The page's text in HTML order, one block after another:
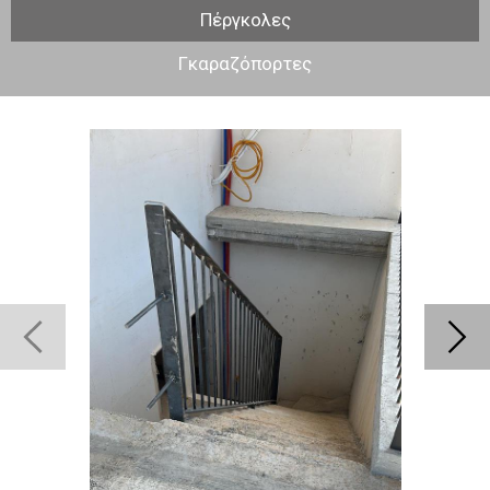
Παρέχουμε υπηρεσίες υψηλών
προδιαγραφών και αισθητικής σε ιδιωτικούς
και επαγγελματικούς χώρους, ( κατοικίες,
ζητηθεί στην Πύλο, Μεθώνη, Κορώνη,
Φοινικούντα, Γύθειο, Κυπαρισσία στην
Καλαμάτα και κατ’επέκτασιν σε όλο το νομό
της Μεσσηνίας.
Εργαζόμαστε καθημερινά με απόλυτη
συνέπεια και δημιουργική διάθεση
προκειμένου να παρέχουμε σιδηροκατασκευές
υψηλών προδιαγραφών.
Όλα αυτά τα χρόνια εχουμε καταφέρει να
αποτελούμε μια απο τις σημαντικότερες
επιχειρήσεις στον κλάδο των
σιδηροκατασκευών, έχοντας κατασκευάσει
μεγάλα και σημαντικά έργα στην Μεσσηνία.
Πέργκολες
Γκαραζόπορτες